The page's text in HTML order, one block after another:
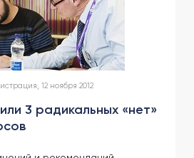
12 ноября 2012
3 радикальных «нет»